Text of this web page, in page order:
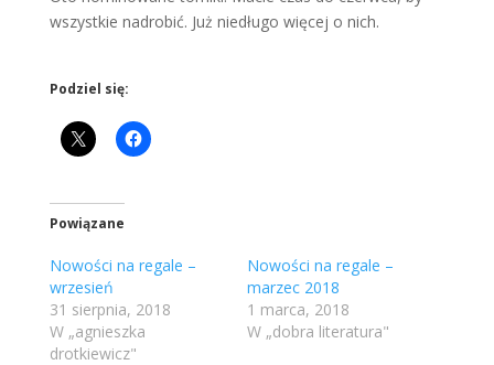
wszystkie nadrobić. Już niedługo więcej o nich.
Podziel się:
Powiązane
Nowości na regale –
wrzesień
31 sierpnia, 2018
W „agnieszka
drotkiewicz"
Nowości na regale –
marzec 2018
1 marca, 2018
W „dobra literatura"